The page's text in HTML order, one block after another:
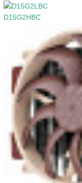
D15G2HBC